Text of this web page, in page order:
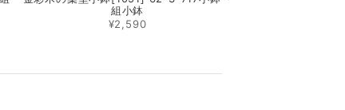
組小鉢
¥2,590